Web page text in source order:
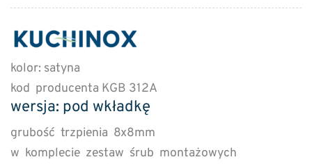
kolor: satyna
kod producenta KGB 312A
wersja: pod wkładkę
grubość trzpienia 8x8mm
w komplecie zestaw śrub montażowych